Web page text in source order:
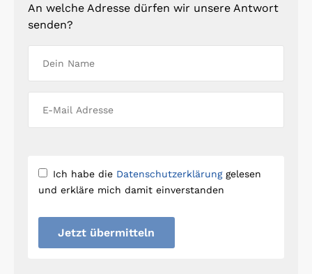
An welche Adresse dürfen wir unsere Antwort
senden?
Ich habe die Datenschutzerklärunggelesen
und erkläre mich damit einverstanden
Jetzt übermitteln